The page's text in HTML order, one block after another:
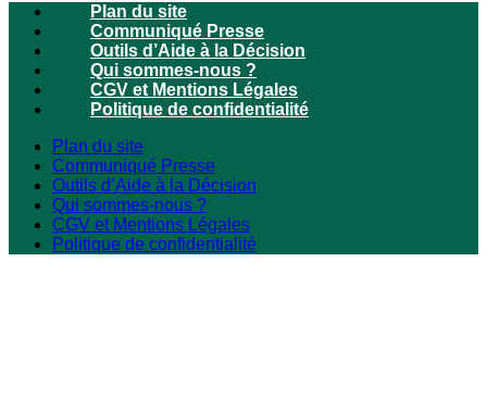
Plan du site
Communiqué Presse
Outils d’Aide à la Décision
Qui sommes-nous ?
CGV et Mentions Légales
Politique de confidentialité
Plan du site
Communiqué Presse
Outils d’Aide à la Décision
Qui sommes-nous ?
CGV et Mentions Légales
Politique de confidentialité